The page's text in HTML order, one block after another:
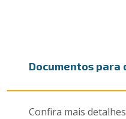
Documentos para
Confira mais